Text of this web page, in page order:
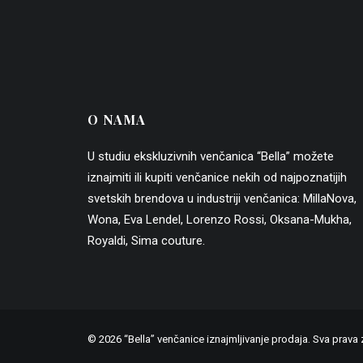
O NAMA
U studiu ekskluzivnih venčanica “Bella” možete
iznajmiti ili kupiti venčanice nekih od najpoznatijih
svetskih brendova u industriji venčanica: MillaNova,
Wona, Eva Lendel, Lorenzo Rossi, Oksana-Mukha,
Royaldi, Sima couture.
© 2026 “Bella” venčanice iznajmljivanje prodaja. Sva prava